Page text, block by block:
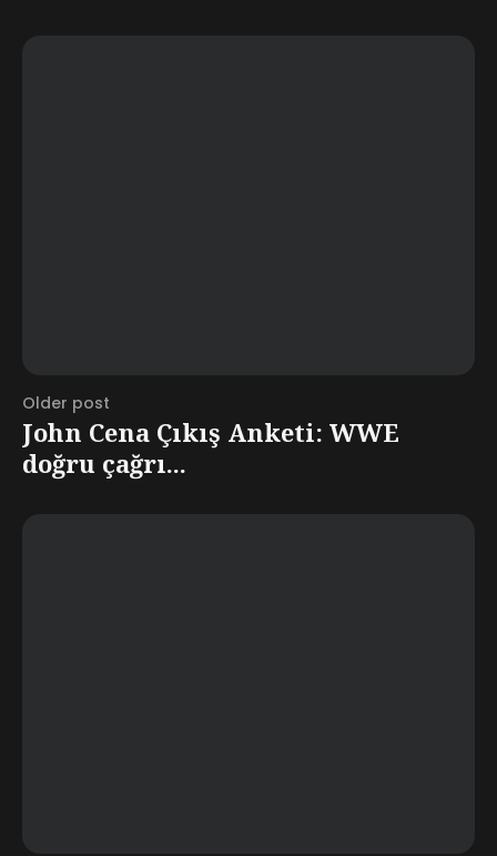
Older post
John Cena Çıkış Anketi: WWE
doğru çağrı...